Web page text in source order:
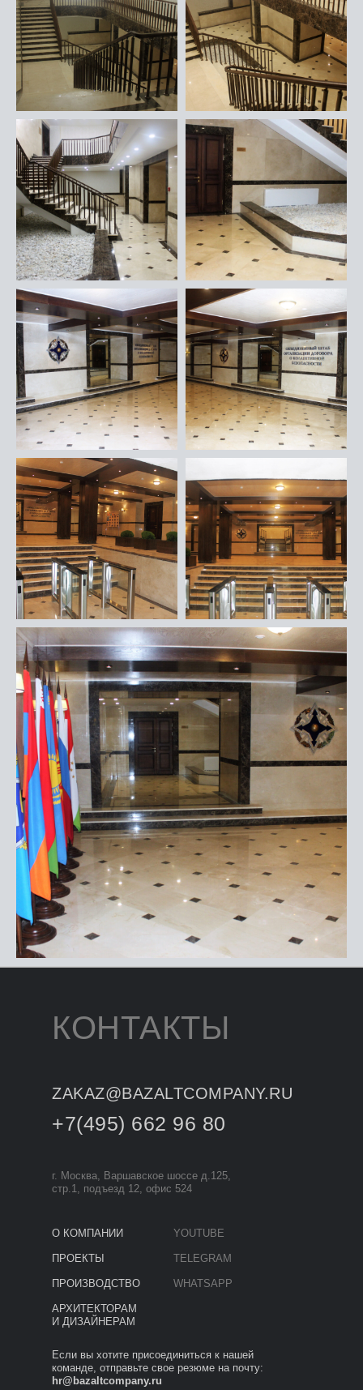
г. Москва, Варшавское шоссе д.125,
стр.1, подъезд 12, офис 524
Если вы хотите присоединиться к нашей
команде, отправьте свое резюме на почту:
hr@bazaltcompany.ru
+7(495) 662 96 80
ZAKAZ@BAZALTCOMPANY.RU
WHATSAPP
TELEGRAM
YOUTUBE
КОНТАКТЫ
АРХИТЕКТОРАМ
И ДИЗАЙНЕРАМ
ПРОИЗВОДСТВО
ПРОЕКТЫ
О КОМПАНИИ